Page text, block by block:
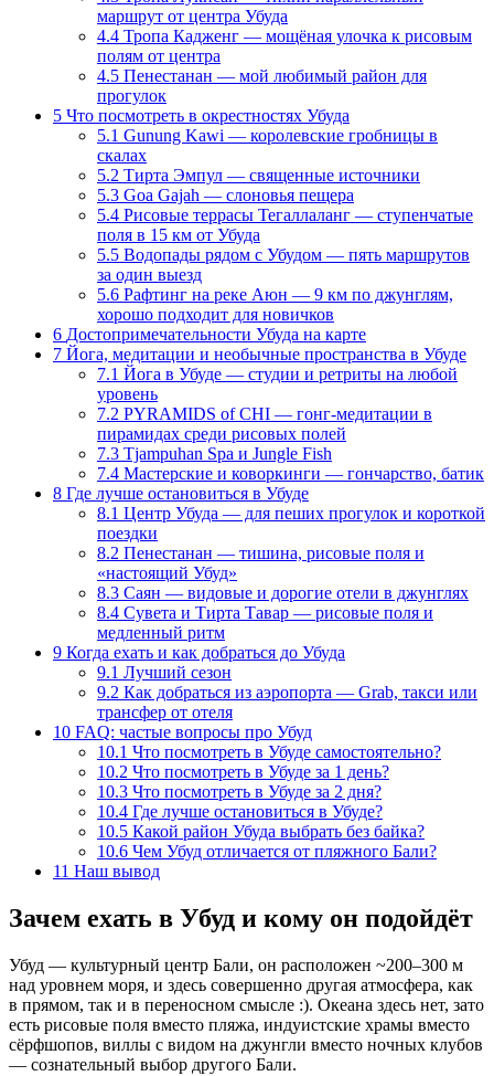
маршрут от центра Убуда
4.4 Тропа Кадженг — мощёная улочка к рисовым
полям от центра
4.5 Пенестанан — мой любимый район для
прогулок
5 Что посмотреть в окрестностях Убуда
5.1 Gunung Kawi — королевские гробницы в
скалах
5.2 Тирта Эмпул — священные источники
5.3 Goa Gajah — слоновья пещера
5.4 Рисовые террасы Тегаллаланг — ступенчатые
поля в 15 км от Убуда
5.5 Водопады рядом с Убудом — пять маршрутов
за один выезд
5.6 Рафтинг на реке Аюн — 9 км по джунглям,
хорошо подходит для новичков
6 Достопримечательности Убуда на карте
7 Йога, медитации и необычные пространства в Убуде
7.1 Йога в Убуде — студии и ретриты на любой
уровень
7.2 PYRAMIDS of CHI — гонг-медитации в
пирамидах среди рисовых полей
7.3 Tjampuhan Spa и Jungle Fish
7.4 Мастерские и коворкинги — гончарство, батик
8 Где лучше остановиться в Убуде
8.1 Центр Убуда — для пеших прогулок и короткой
поездки
8.2 Пенестанан — тишина, рисовые поля и
«настоящий Убуд»
8.3 Саян — видовые и дорогие отели в джунглях
8.4 Сувета и Тирта Тавар — рисовые поля и
медленный ритм
9 Когда ехать и как добраться до Убуда
9.1 Лучший сезон
9.2 Как добраться из аэропорта — Grab, такси или
трансфер от отеля
10 FAQ: частые вопросы про Убуд
10.1 Что посмотреть в Убуде самостоятельно?
10.2 Что посмотреть в Убуде за 1 день?
10.3 Что посмотреть в Убуде за 2 дня?
10.4 Где лучше остановиться в Убуде?
10.5 Какой район Убуда выбрать без байка?
10.6 Чем Убуд отличается от пляжного Бали?
11 Наш вывод
Зачем ехать в Убуд и кому он подойдёт
Убуд — культурный центр Бали, он расположен ~200–300 м
над уровнем моря, и здесь совершенно другая атмосфера, как
в прямом, так и в переносном смысле :). Океана здесь нет, зато
есть рисовые поля вместо пляжа, индуистские храмы вместо
сёрфшопов, виллы с видом на джунгли вместо ночных клубов
— сознательный выбор другого Бали.